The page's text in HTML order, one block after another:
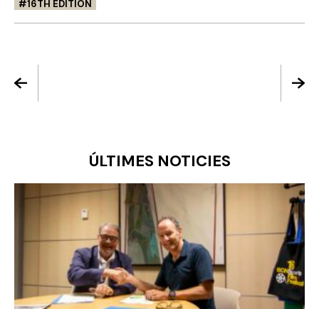
16TH EDITION
ÚLTIMES NOTICIES